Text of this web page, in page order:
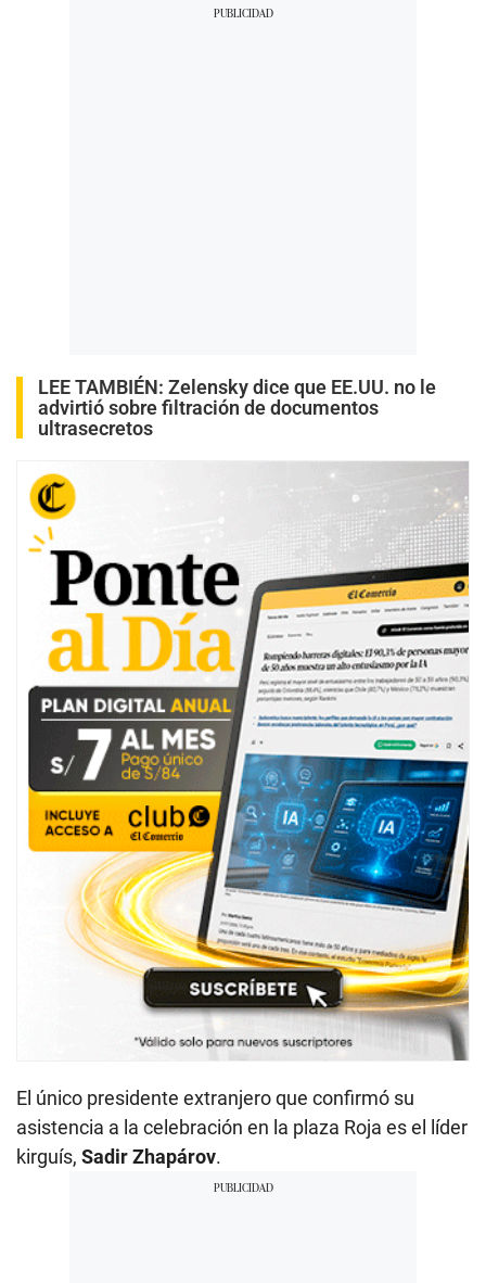
LEE TAMBIÉN: Zelensky dice que EE.UU. no le
advirtió sobre filtración de documentos
ultrasecretos
El único presidente extranjero que confirmó su
asistencia a la celebración en la plaza Roja es el líder
kirguís, Sadir Zhapárov.